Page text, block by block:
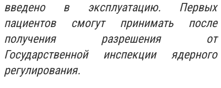
введено в эксплуатацию. Первых
пациентов смогут принимать после
получения разрешения от
Государственной инспекции ядерного
регулирования.